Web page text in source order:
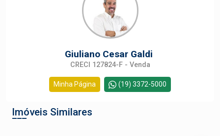
Giuliano Cesar Galdi
CRECI 127824-F - Venda
Minha Página (19) 3372-5000
Imóveis Similares